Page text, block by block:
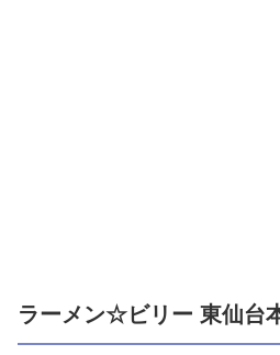
ラーメン☆ビリー 東仙台